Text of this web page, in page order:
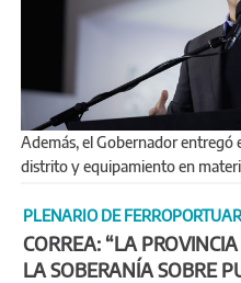
Además, el Gobernador entregó escrituras gratuitas a familias del
distrito y equipamiento en
PLENARIO DE
CORREA: “LA
LA SOBERANÍA SOBRE